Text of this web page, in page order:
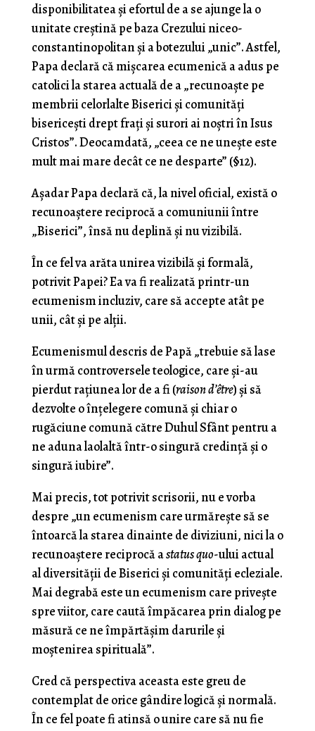
disponibilitatea și efortul de a se ajunge la o
unitate creștină pe baza Crezului niceo-
constantinopolitan și a botezului „unic”. Astfel,
Papa declară că mișcarea ecumenică a adus pe
catolici la starea actuală de a „recunoaște pe
membrii celorlalte Biserici și comunități
bisericești drept frați și surori ai noștri în Isus
Cristos”. Deocamdată, „ceea ce ne unește este
mult mai mare decât ce ne desparte” (§12).
Așadar Papa declară că, la nivel oficial, există o
recunoaștere reciprocă a comuniunii între
„Biserici”, însă nu deplină și nu vizibilă.
În ce fel va arăta unirea vizibilă și formală,
potrivit Papei? Ea va fi realizată printr-un
ecumenism incluziv, care să accepte atât pe
unii, cât și pe alții.
Ecumenismul descris de Papă „trebuie să lase
în urmă controversele teologice, care și-au
pierdut rațiunea lor de a fi (raison d’être) și să
dezvolte o înțelegere comună și chiar o
rugăciune comună către Duhul Sfânt pentru a
ne aduna laolaltă într-o singură credință și o
singură iubire”.
Mai precis, tot potrivit scrisorii, nu e vorba
despre „un ecumenism care urmărește să se
întoarcă la starea dinainte de diviziuni, nici la o
recunoaștere reciprocă astatus quo-ului actual
al diversității de Biserici și comunități ecleziale.
Mai degrabă este un ecumenism care privește
spre viitor, care caută împăcarea prin dialog pe
măsură ce ne împărtășim darurile și
moștenirea spirituală”.
Cred că perspectiva aceasta este greu de
contemplat de orice gândire logică și normală.
În ce fel poate fi atinsă o unire care să nu fie